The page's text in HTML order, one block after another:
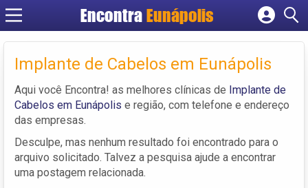
EncontraEunápolis
Cadastrar empresa
Criar conta
Implante de Cabelos em Eunápolis
Aqui você Encontra! as melhores clínicas de Implante de
Cabelos em Eunápolis e região, com telefone e endereço
das empresas.
Desculpe, mas nenhum resultado foi encontrado para o
arquivo solicitado. Talvez a pesquisa ajude a encontrar
uma postagem relacionada.